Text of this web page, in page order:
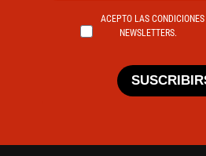
ACEPTO LAS
NEWSLETTERS.